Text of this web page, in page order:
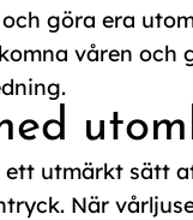
göra era
våren och
utmärkt sätt
När